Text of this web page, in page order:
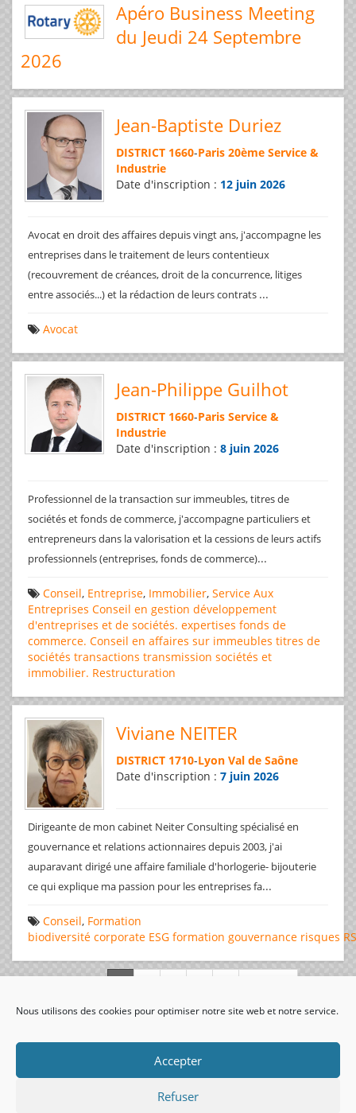
Nous utilisons des cookies pour optimiser notre site web et notre service.
Accepter
Refuser
Apéro Business Meeting
du Jeudi 24 Septembre
2026
Jean-Baptiste Duriez
DISTRICT 1660-Paris 20ème Service &
Industrie
Date d'inscription : 12 juin 2026
Avocat en droit des affaires depuis vingt ans, j'accompagne les
entreprises dans le traitement de leurs contentieux
(recouvrement de créances, droit de la concurrence, litiges
entre associés...) et la rédaction de leurs contrats ...
Avocat
Jean-Philippe Guilhot
DISTRICT 1660-Paris Service &
Industrie
Date d'inscription : 8 juin 2026
Professionnel de la transaction sur immeubles, titres de
sociétés et fonds de commerce, j'accompagne particuliers et
entrepreneurs dans la valorisation et la cessions de leurs actifs
professionnels (entreprises, fonds de commerce)...
Conseil, Entreprise, Immobilier, Service Aux
Entreprises Conseil en gestion développement
d'entreprises et de sociétés. expertises fonds de
commerce. Conseil en affaires sur immeubles titres de
sociétés transactions transmission sociétés et
immobilier. Restructuration
Viviane NEITER
DISTRICT 1710-Lyon Val de Saône
Date d'inscription : 7 juin 2026
Dirigeante de mon cabinet Neiter Consulting spécialisé en
gouvernance et relations actionnaires depuis 2003, j'ai
auparavant dirigé une affaire familiale d'horlogerie- bijouterie
ce qui explique ma passion pour les entreprises fa...
Conseil, Formation
biodiversité corporate ESG formation gouvernance risques
visiteurs uniques: